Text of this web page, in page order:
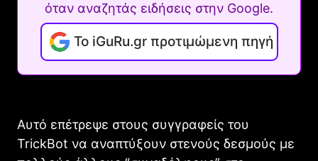
όταν αναζητάς ειδήσεις στην Google.
Το iGuRu.gr προτιμώμενη πηγή
Αυτό επέτρεψε στους συγγραφείς του
TrickBot να αναπτύξουν στενούς δεσμούς με